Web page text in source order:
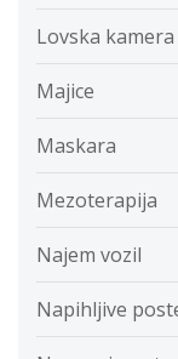
Lovska kamera
Majice
Maskara
Mezoterapija
Najem vozil
Napihljive